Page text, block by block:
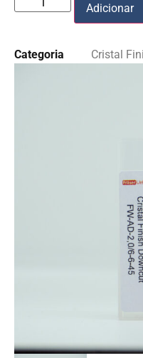
Adicionar
Categoria Cristal